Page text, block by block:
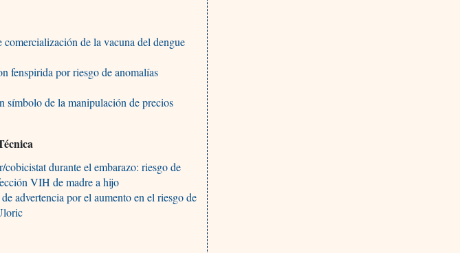
de la vacuna del dengue
fenspirida por riesgo de anomalías
símbolo de la manipulación de precios
durante el embarazo: riesgo de
VIH de madre a hijo
advertencia por el aumento en el riesgo de